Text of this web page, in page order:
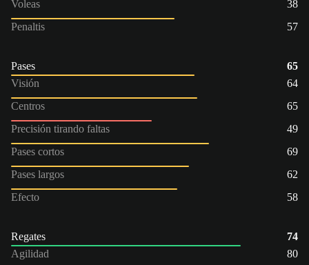
Voleas
38
Penaltis
57
Pases
65
Visión
64
Centros
65
Precisión tirando faltas
49
Pases cortos
69
Pases largos
62
Efecto
58
Regates
74
Agilidad
80